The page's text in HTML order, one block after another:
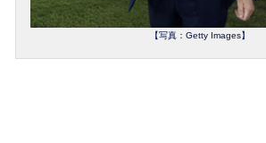
【写真：Getty Images】